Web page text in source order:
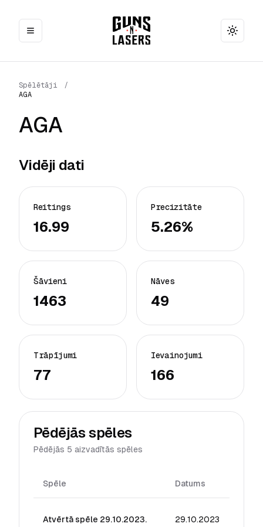
Toggle
Spēlētāji
/
AGA
AGA
Vidēji dati
Reitings
16.99
Precizitāte
5.26%
Šāvieni
1463
Nāves
49
Trāpījumi
77
Ievainojumi
166
Pēdējās spēles
Pēdējās 5 aizvadītās spēles
Spēle Datums
Atvērtā spēle 29.10.2023. 29.10.2023